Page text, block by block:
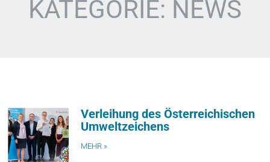
KATEGORIE: NEWS
Verleihung des Österreichischen
Umweltzeichens
MEHR »